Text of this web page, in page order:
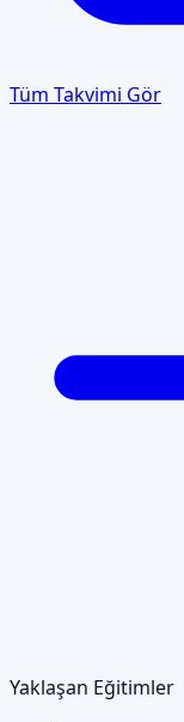
Tüm Takvimi Gör
Yaklaşan Eğitimler